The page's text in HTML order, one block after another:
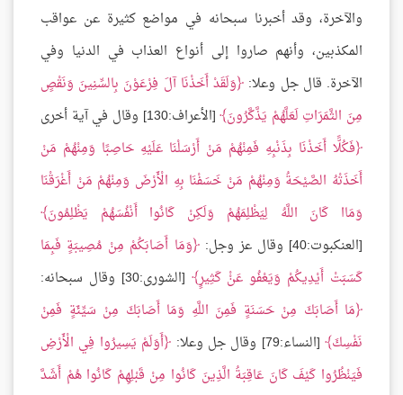
والآخرة، وقد أخبرنا سبحانه في مواضع كثيرة عن عواقب
المكذبين، وأنهم صاروا إلى أنواع العذاب في الدنيا وفي
الآخرة. قال جل وعلا: وَلَقَدْ أَخَذْنَا آلَ فِرْعَوْنَ بِالسِّنِينَ وَنَقْصٍ
مِنَ الثَّمَرَاتِ لَعَلَّهُمْ يَذَّكَّرُونَ [الأعراف:130] وقال في آية أخرى
فَكُلًّا أَخَذْنَا بِذَنْبِهِ فَمِنْهُمْ مَنْ أَرْسَلْنَا عَلَيْهِ حَاصِبًا وَمِنْهُمْ مَنْ
أَخَذَتْهُ الصَّيْحَةُ وَمِنْهُمْ مَنْ خَسَفْنَا بِهِ الْأَرْضَ وَمِنْهُمْ مَنْ أَغْرَقْنَا
وَمَاا كَانَ اللَّهُ لِيَظْلِمَهُمْ وَلَكِنْ كَانُوا أَنْفُسَهُمْ يَظْلِمُونَ
[العنكبوت:40] وقال عز وجل:
وَمَا أَصَابَكُمْ مِنْ مُصِيبَةٍ فَبِمَا
كَسَبَتْ أَيْدِيكُمْ وَيَعْفُو عَنْْ كَثِيرٍ [الشورى:30] وقال سبحانه:
مَا أَصَابَكَ مِنْ حَسَنَةٍ فَمِنَ اللَّهِ وَمَا أَصَابَكَ مِنْ سَيِّئَةٍ فَمِنْ
نَفْسِكَ [النساء:79] وقال جل وعلا:
أَوَلَمْ يَسِيرُوا فِي الْأَرْضِ
فَيَنْظُرُوا كَيْفَ كَانَ عَاقِبَةُ الَّذِينَ كَانُوا مِنْ قَبْلِهِمْ كَانُوا هُمْ أَشَدَّ